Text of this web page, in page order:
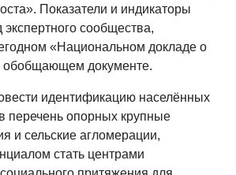
Показатели и индикаторы
сообщества,
«Национальном докладе о
обобщающем документе.
идентификацию населённых
перечень опорных крупные
и сельские агломерации,
стать центрами